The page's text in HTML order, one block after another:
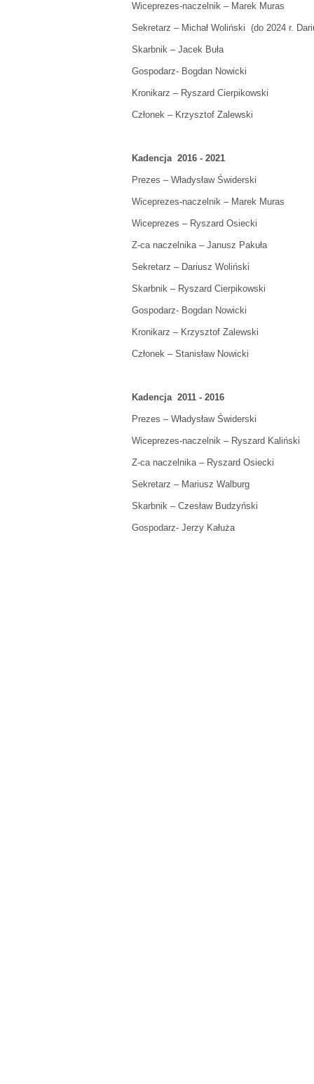
Wiceprezes-naczelnik – Marek Muras
Sekretarz – Michał Woliński (do 2024 r.
Skarbnik – Jacek Buła
Gospodarz- Bogdan Nowicki
Kronikarz – Ryszard Cierpikowski
Członek – Krzysztof Zalewski
Kadencja 2016 - 2021
Prezes – Władysław Świderski
Wiceprezes-naczelnik – Marek Muras
Wiceprezes – Ryszard Osiecki
Z-ca naczelnika – Janusz Pakuła
Sekretarz – Dariusz Woliński
Skarbnik – Ryszard Cierpikowski
Gospodarz- Bogdan Nowicki
Kronikarz – Krzysztof Zalewski
Członek – Stanisław Nowicki
Kadencja 2011 - 2016
Prezes – Władysław Świderski
Wiceprezes-naczelnik – Ryszard Kaliński
Z-ca naczelnika – Ryszard Osiecki
Sekretarz – Mariusz Walburg
Skarbnik – Czesław Budzyński
Gospodarz- Jerzy Kałuża